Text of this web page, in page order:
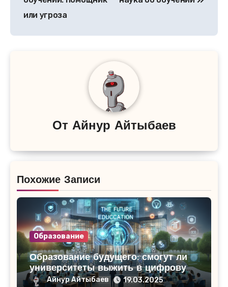
или угроза
От Айнур Айтыбаев
Похожие Записи
Образование
Образование будущего: смогут ли
университеты выжить в цифровую
эпохуАйнур Айтыбаев 19.03.2025